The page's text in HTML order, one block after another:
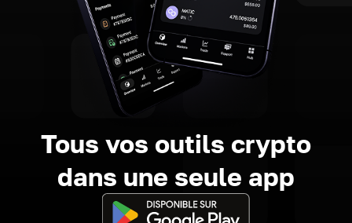
Tous vos outils crypto
dans une seule app